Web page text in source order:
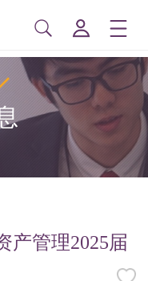
产管理2025届